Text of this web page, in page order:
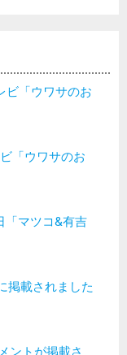
ビ「ウワサのお
「ウワサのお
「マツコ&有吉
掲載されました
ントが掲載さ